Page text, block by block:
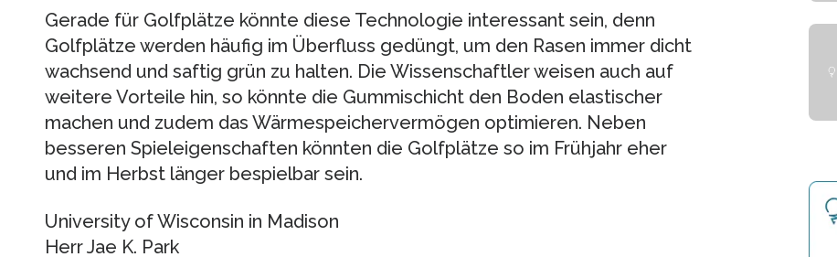
Gerade für Golfplätze könnte diese Technologie interessant sein, denn
Golfplätze werden häufig im Überfluss gedüngt, um den Rasen immer dicht
wachsend und saftig grün zu halten. Die Wissenschaftler weisen auch auf
weitere Vorteile hin, so könnte die Gummischicht den Boden elastischer
machen und zudem das Wärmespeichervermögen optimieren. Neben
besseren Spieleigenschaften könnten die Golfplätze so im Frühjahr eher
und im Herbst länger bespielbar sein.
University of Wisconsin in Madison
Herr Jae K. Park